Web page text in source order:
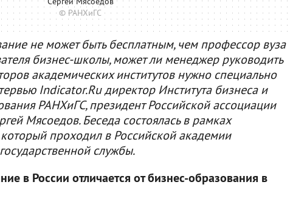
© РАНХиГС
не может быть бесплатным, чем профессор вуза
бизнес-школы, может ли менеджер руководить
академических институтов нужно специально
Indicator.Ru директор Института бизнеса и
РАНХиГС, президент Российской ассоциации
Мясоедов. Беседа состоялась в рамках
который проходил в Российской академии
службы.
в России отличается от бизнес-образования в